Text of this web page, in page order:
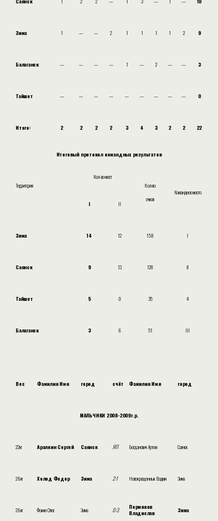
Зима 1 — — 2 1 1 1 1 2 9
Балаганск — — — — 1 — 2 — — 3
Тайшет — — — — — — — — — 0
Итого: 2 2 2 2 3 4 3 2 2 22
Итоговый протокол командных результатов
Территория
Кол-во мест
Кол-во
очков
Командное место
I
II
Зима 14 12 158 I
Саянск 9 13 128 II
Тайшет 5 0 35 4
Балаганск 3 6 51 III
Вес Фамилия Имя город счёт Фамилия Имя город
МАЛЬЧИКИ 2008-2009г.р.
22кг Аралкин Сергей Саянск ЯП Богданович Артем Саянск
26кг Холод Федор Зима 2:1 Новокрещенных Вадим Зима
26кг Фомин Олег Зима 0:3
Пермяков
Владислав
Зима